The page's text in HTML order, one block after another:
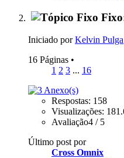
Iniciado porKelvin Pulga
16 Páginas •
1 2 3 ... 16
Respostas: 158
Visualizações:
Avaliação4 / 5
Último post por
Cross Omnix